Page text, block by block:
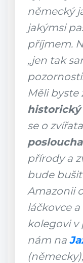
německý
jakýmsi
příjmem.
„jen tak
Měli byste
historický
se o
přírody a
bude
Amazonii
láčkovce
kolegovi v
nám na